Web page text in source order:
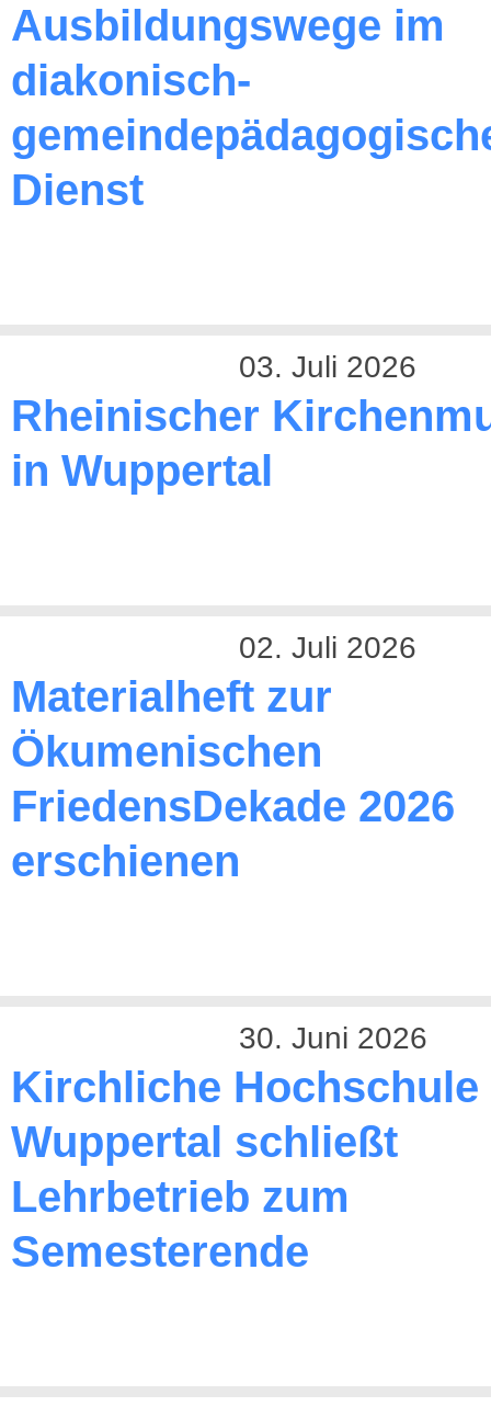
Ausbildungswege im
diakonisch-
Dienst
03. Juli 2026
Rheinischer
in Wuppertal
02. Juli 2026
Materialheft zur
Ökumenischen
FriedensDekade 2026
erschienen
30. Juni 2026
Kirchliche Hochschule
Wuppertal schließt
Lehrbetrieb zum
Semesterende